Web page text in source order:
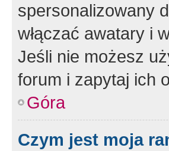
spersonalizowany
włączać awatary i
Jeśli nie możesz
forum i zapytaj ich
Góra
Czym jest moja